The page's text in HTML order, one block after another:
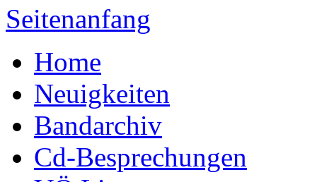
Seitenanfang
Home
Neuigkeiten
Bandarchiv
Cd-Besprechungen